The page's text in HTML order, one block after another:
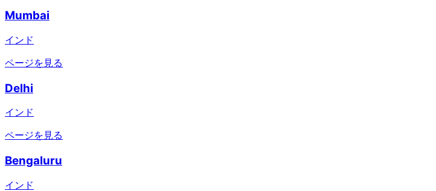
Mumbai
インド
ページを見る
Delhi
インド
ページを見る
Bengaluru
インド